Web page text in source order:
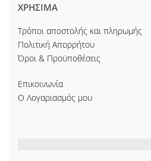
ΧΡΗΣΙΜΑ
Τρόποι αποστολής και πληρωμής
Πολιτική Απορρήτου
Όροι & Προϋποθέσεις
Επικοινωνία
Ο Λογαριασμός μου